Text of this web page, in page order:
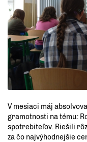
V mesiaci máj
gramotnosti na tému:
spotrebiteľov. Riešili
za čo najvýhodnejšie